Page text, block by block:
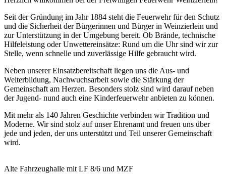
Seit der Gründung im Jahr 1884 steht die Feuerwehr für den Schutz
und die Sicherheit der Bürgerinnen und Bürger in Weinzierlein und
zur Unterstützung in der Umgebung bereit. Ob Brände, technische
Hilfeleistung oder Unwettereinsätze: Rund um die Uhr sind wir zur
Stelle, wenn schnelle und zuverlässige Hilfe gebraucht wird.
Neben unserer Einsatzbereitschaft liegen uns die Aus- und
Weiterbildung, Nachwuchsarbeit sowie die Stärkung der
Gemeinschaft am Herzen. Besonders stolz sind wird darauf neben
der Jugend- nund auch eine Kinderfeuerwehr anbieten zu können.
Mit mehr als 140 Jahren Geschichte verbinden wir Tradition und
Moderne. Wir sind stolz auf unser Ehrenamt und freuen uns über
jede und jeden, der uns unterstützt und Teil unserer Gemeinschaft
wird.
Alte Fahrzeughalle mit LF 8/6 und MZF